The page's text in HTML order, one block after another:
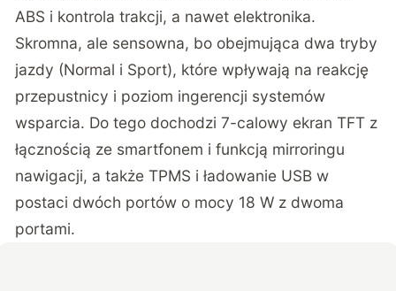
ABS i kontrola trakcji, a nawet elektronika.
Skromna, ale sensowna, bo obejmująca dwa tryby
jazdy (Normal i Sport), które wpływają na reakcję
przepustnicy i poziom ingerencji systemów
wsparcia. Do tego dochodzi 7-calowy ekran TFT z
łącznością ze smartfonem i funkcją mirroringu
nawigacji, a także TPMS i ładowanie USB w
postaci dwóch portów o mocy 18 W z dwoma
portami.